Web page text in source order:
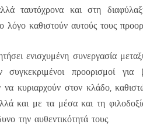
ταυτόχρονα και στη
λόγο καθιστούν αυτούς τους
ενισχυμένη συνεργασία
προορισμοί
κυριαρχούν στον κλάδο,
και με τα μέσα και τη
την αυθεντικότητά τους.